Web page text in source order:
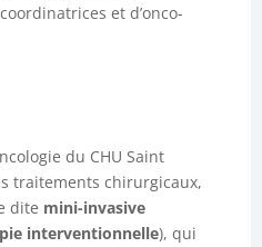
et d’onco-
du CHU Saint
traitements chirurgicaux,
dite mini-invasive
interventionnelle), qui